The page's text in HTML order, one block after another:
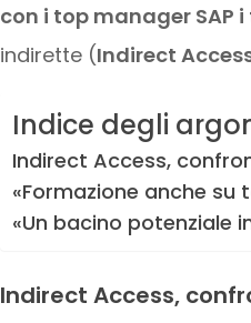
con i top manager
indirette (Indirect
Indice degli
Indirect Access,
«Formazione anche su
«Un bacino potenziale
Indirect Access,